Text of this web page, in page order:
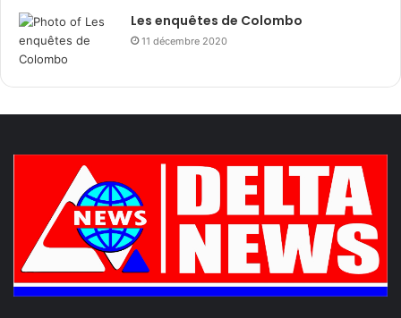
Les enquêtes de Colombo
11 décembre 2020